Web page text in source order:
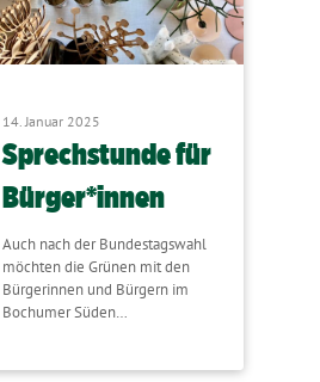
14. Januar 2025
Sprechstunde für
Bürger*innen
Auch nach der Bundestagswahl
möchten die Grünen mit den
Bürgerinnen und Bürgern im
Bochumer Süden…